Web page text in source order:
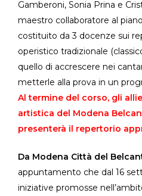
Gamberoni, Sonia Prina e
maestro collaboratore al
costituito da 3 docenze sui
operistico tradizionale
quello di accrescere nei
metterle alla prova in un
Al termine del corso, gli
artistica del Modena
presenterà il repertorio
Da Modena Città del
appuntamento che dal 16
iniziative promosse